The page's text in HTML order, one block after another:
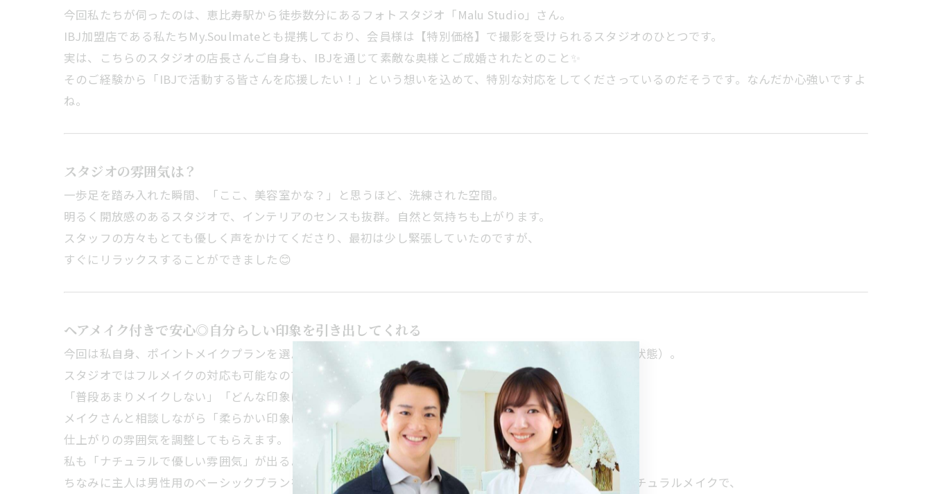
今回私たちが伺ったのは、恵比寿駅から徒歩数分にあるフォトスタジオ「Malu Studio」さん。
IBJ加盟店である私たちMy.Soulmateとも提携しており、会員様は【特別価格】で撮影を受けられるスタジオのひとつです。
実は、こちらのスタジオの店長さんご自身も、IBJを通じて素敵な奥様とご成婚されたとのこと✨
そのご経験から「IBJで活動する皆さんを応援したい！」という想いを込めて、特別な対応をしてくださっているのだそうです。なんだか心強いですよ
ね。
スタジオの雰囲気は？
一歩足を踏み入れた瞬間、「ここ、美容室かな？」と思うほど、洗練された空間。
明るく開放感のあるスタジオで、インテリアのセンスも抜群。自然と気持ちも上がります。
スタッフの方々もとても優しく声をかけてくださり、最初は少し緊張していたのですが、
すぐにリラックスすることができました😊
ヘアメイク付きで安心◎自分らしい印象を引き出してくれる
今回は私自身、ポイントメイクプランを選んで伺いました（※ベースメイクと軽いアイブロウのみ済ませた状態）。
スタジオではフルメイクの対応も可能なので、
「普段あまりメイクしない」「どんな印象にすればいいか分からない」という方でも大丈夫！
メイクさんと相談しながら「柔らかい印象にしたい」「少しキリッと見せたい」など、
仕上がりの雰囲気を調整してもらえます。
私も「ナチュラルで優しい雰囲気」が出るように、丁寧に仕上げていただきました✨
ちなみに主人は男性用のベーシックプランを利用。簡単なヘアセットと、眉と肌のトーンを整える程度のナチュラルメイクで、